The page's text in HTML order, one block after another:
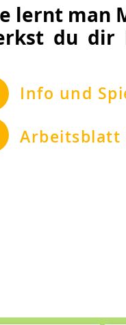
lernt man
du dir
Info und
Arbeitsblatt